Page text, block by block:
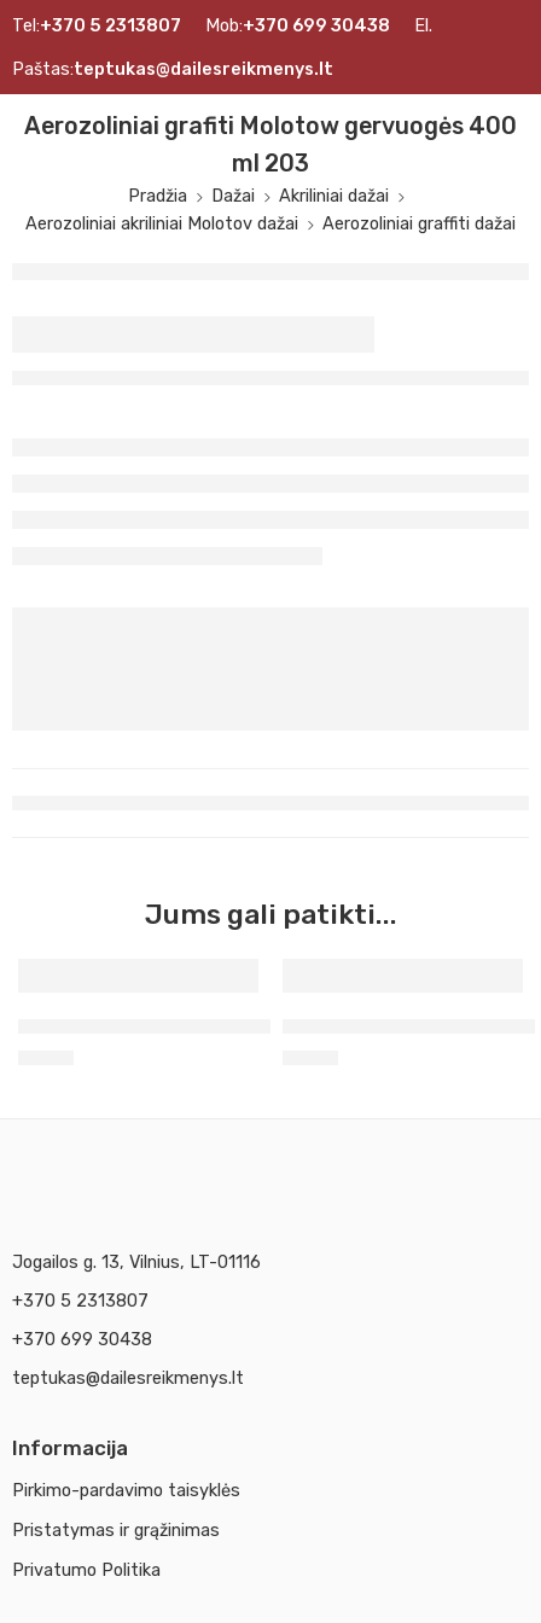
Tel:+370 5 2313807 Mob:+370 699 30438 El.
Paštas:teptukas@dailesreikmenys.lt
Aerozoliniai grafiti Molotow gervuogės 400
ml 203
Pradžia Dažai
Akriliniai dažai
Aerozoliniai akriliniai Molotov dažai
Aerozoliniai graffiti dažai
Jums gali patikti...
Jogailos g. 13, Vilnius, LT-01116
+370 5 2313807
+370 699 30438
teptukas@dailesreikmenys.lt
Informacija
Pirkimo-pardavimo taisyklės
Pristatymas ir grąžinimas
Privatumo Politika